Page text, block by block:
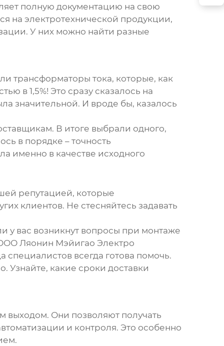
полную документацию на свою
на электротехнической продукции,
У них можно найти разные
трансформаторы тока, которые, как
в 1,5%! Это сразу сказалось на
значительной. И вроде бы, казалось
В итоге выбрали одного,
в порядке – точность
именно в качестве исходного
репутацией, которые
клиентов. Не стесняйтесь задавать
у вас возникнут вопросы при монтаже
Ляонин Мэйигао Электро
всегда готова помочь.
Узнайте, какие сроки доставки
выходом. Они позволяют получать
и контроля. Это особенно